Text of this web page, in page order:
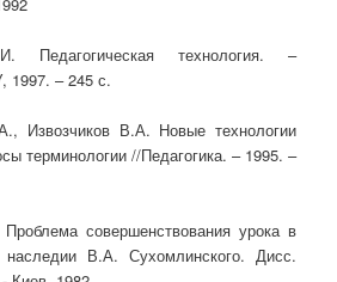
Педагогическая технология. –
1997. – 245 с.
Извозчиков В.А. Новые технологии
терминологии //Педагогика. – 1995. –
совершенствования урока в
наследии В.А. Сухомлинского. Дисс.